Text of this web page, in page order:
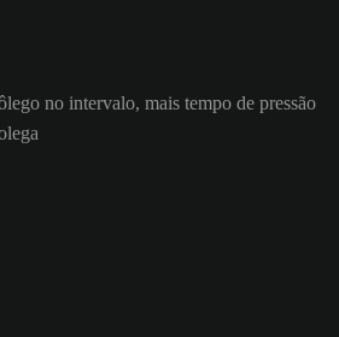
no intervalo, mais tempo de pressão